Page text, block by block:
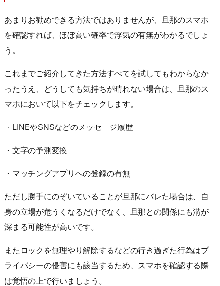
あまりお勧めできる方法ではありませんが、旦那のスマホ
を確認すれば、ほぼ高い確率で浮気の有無がわかるでしょ
う。
これまでご紹介してきた方法すべてを試してもわからなか
ったうえ、どうしても気持ちが晴れない場合は、旦那のス
マホにおいて以下をチェックします。
・LINEやSNSなどのメッセージ履歴
・文字の予測変換
・マッチングアプリへの登録の有無
ただし勝手にのぞいていることが旦那にバレた場合は、自
身の立場が危うくなるだけでなく、旦那との関係にも溝が
深まる可能性が高いです。
またロックを無理やり解除するなどの行き過ぎた行為はプ
ライバシーの侵害にも該当するため、スマホを確認する際
は覚悟の上で行いましょう。